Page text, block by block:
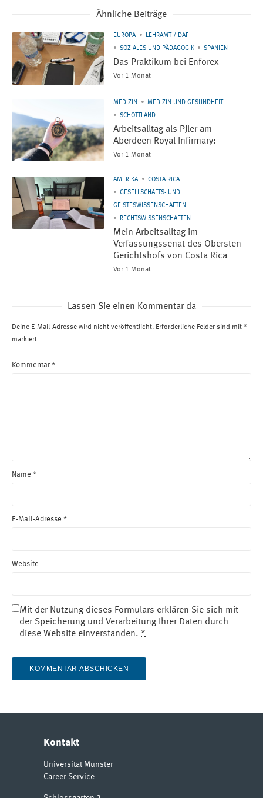
Ähnliche Beiträge
EUROPA
LEHRAMT / DAF
SOZIALES UND PÄDAGOGIK
SPANIEN
Das Praktikum bei Enforex
Vor 1 Monat
MEDIZIN
MEDIZIN UND GESUNDHEIT
SCHOTTLAND
Arbeitsalltag als PJler am
Aberdeen Royal Infirmary:
Vor 1 Monat
AMERIKA
COSTA RICA
GESELLSCHAFTS- UND
GEISTESWISSENSCHAFTEN
RECHTSWISSENSCHAFTEN
Mein Arbeitsalltag im
Verfassungssenat des Obersten
Gerichtshofs von Costa Rica
Vor 1 Monat
Lassen Sie einen Kommentar da
Deine E-Mail-Adresse wird nicht veröffentlicht. Erforderliche Felder sind mit *
markiert
Kommentar*
Name *
E-Mail-Adresse *
Website
Mit der Nutzung dieses Formulars erklären Sie sich mit
der Speicherung und Verarbeitung Ihrer Daten durch
diese Website einverstanden. *
Kontakt
Universität Münster
Career Service